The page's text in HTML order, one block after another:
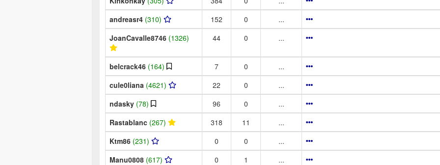
andreasr4 (310) 152 0
...
JoanCavalle8746 (1326) 44 0 ...
belcrack46 (164) 7 0
...
cule0liana (4621) 22 0
...
ndasky (78) 96 0
...
Rastablanc (267) 318 11
...
Ktm86 (231) 0 0
...
Manu0808 (617) 0 1
...